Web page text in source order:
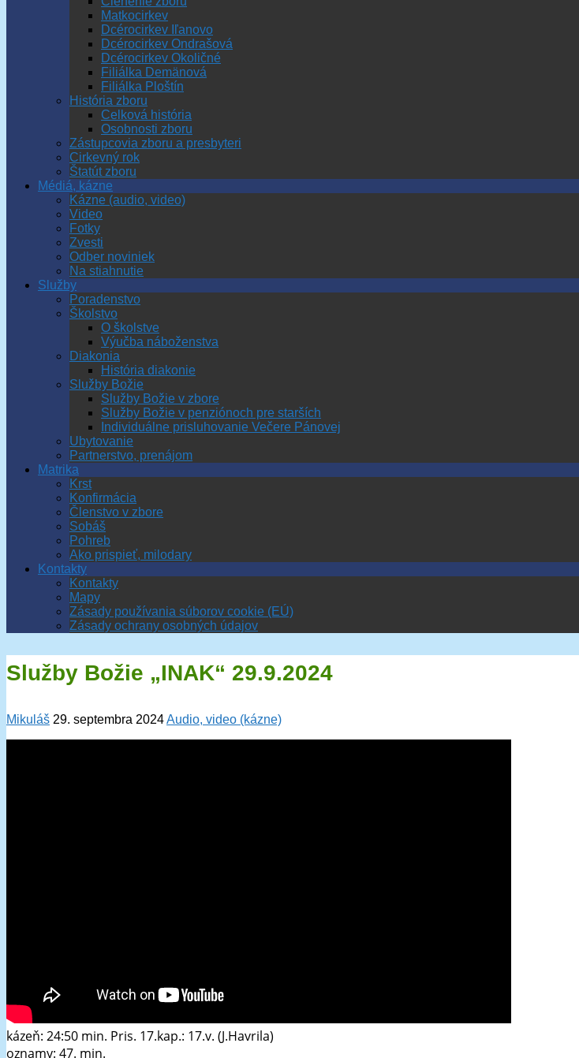
Matkocirkev
Dcérocirkev Iľanovo
Dcérocirkev Ondrašová
Dcérocirkev Okoličné
Filiálka Demänová
Filiálka Ploštín
História zboru
Celková história
Osobnosti zboru
Zástupcovia zboru a presbyteri
Cirkevný rok
Štatút zboru
Médiá, kázne
Kázne (audio, video)
Video
Fotky
Zvesti
Odber noviniek
Na stiahnutie
Služby
Poradenstvo
Školstvo
O školstve
Výučba náboženstva
Diakonia
História diakonie
Služby Božie
Služby Božie v zbore
Služby Božie v penziónoch pre starších
Individuálne prisluhovanie Večere Pánovej
Ubytovanie
Partnerstvo, prenájom
Matrika
Krst
Konfirmácia
Členstvo v zbore
Sobáš
Pohreb
Ako prispieť, milodary
Kontakty
Kontakty
Mapy
Zásady používania súborov cookie (EÚ)
Zásady ochrany osobných údajov
Služby Božie „INAK“ 29.9.2024
Mikuláš 29. septembra 2024Audio, video (kázne)
kázeň: 24:50 min. Pris. 17.kap.: 17.v. (J.Havrila)
oznamy: 47. min.